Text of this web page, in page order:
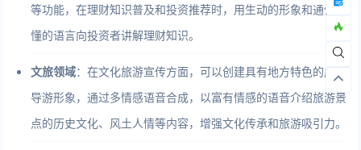
等功能，在理财知识普及和投资推荐时，用生动的形象和通俗易
懂的语言向投资者讲解理财知识。
文旅领域：在文化旅游宣传方面，可以创建具有地方特色的虚拟
导游形象，通过多情感语音合成，以富有情感的语音介绍旅游景
点的历史文化、风土人情等内容，增强文化传承和旅游吸引力。